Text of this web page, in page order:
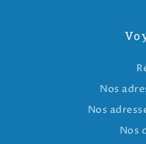
Nos
Nos
Nos